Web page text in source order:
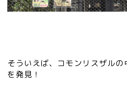
そういえば、コモンリスザル
を発見！